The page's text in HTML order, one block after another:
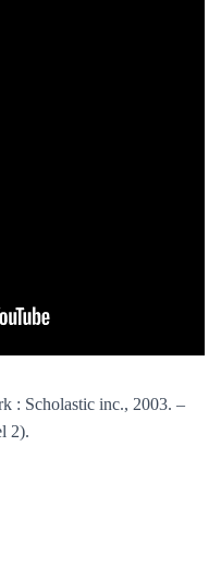
: Scholastic inc., 2003. –
2).